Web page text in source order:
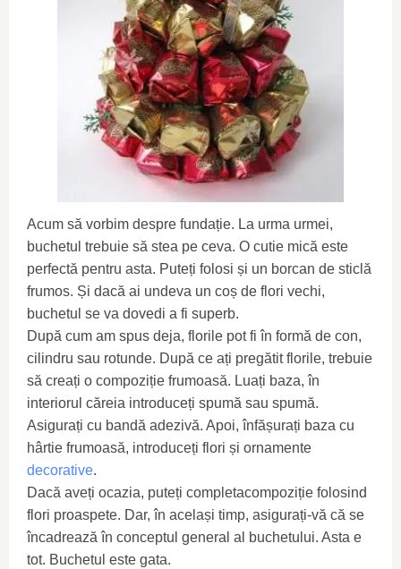
Acum să vorbim despre fundație. La urma urmei,
buchetul trebuie să stea pe ceva. O cutie mică este
perfectă pentru asta. Puteți folosi și un borcan de sticlă
frumos. Și dacă ai undeva un coș de flori vechi,
buchetul se va dovedi a fi superb.
După cum am spus deja, florile pot fi în formă de con,
cilindru sau rotunde. După ce ați pregătit florile, trebuie
să creați o compoziție frumoasă. Luați baza, în
interiorul căreia introduceți spumă sau spumă.
Asigurați cu bandă adezivă. Apoi, înfășurați baza cu
hârtie frumoasă, introduceți flori și ornamente
decorative.
Dacă aveți ocazia, puteți completacompoziție folosind
flori proaspete. Dar, în același timp, asigurați-vă că se
încadrează în conceptul general al buchetului. Asta e
tot. Buchetul este gata.